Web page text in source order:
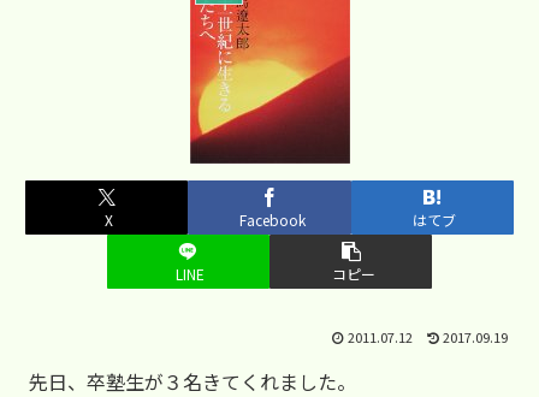
X Facebook はてブ
LINE コピー
2011.07.12 2017.09.19
先日、卒塾生が３名きてくれました。